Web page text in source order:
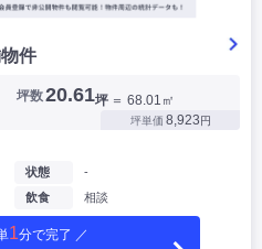
件
坪数20.61坪 ＝ 68.01㎡
坪単価 8,923円
状態
-
飲食
相談
1分で完了 ／